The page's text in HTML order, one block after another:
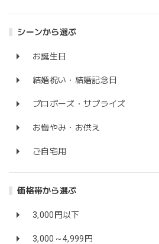
シーンから選ぶ
お誕生日
結婚祝い・結婚記念日
プロポーズ・サプライズ
お悔やみ・お供え
ご自宅用
価格帯から選ぶ
3,000円以下
3,000～4,999円